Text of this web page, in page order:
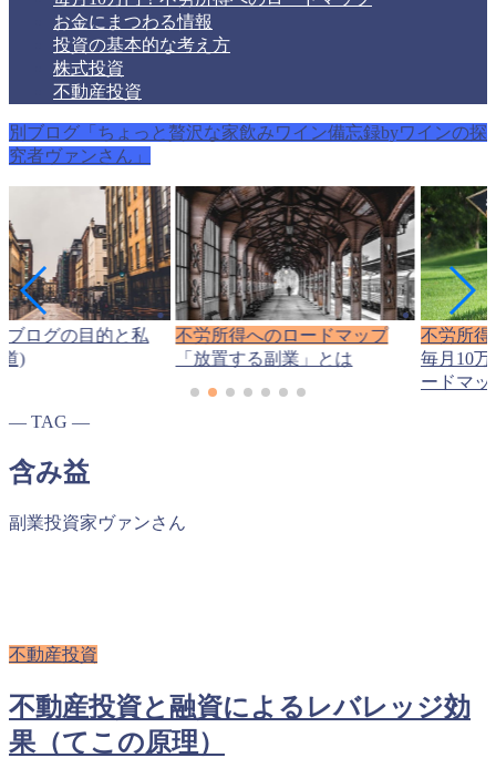
お金にまつわる情報
投資の基本的な考え方
株式投資
不動産投資
別ブログ「ちょっと贅沢な家飲みワイン備忘録byワインの探
究者ヴァンさん」
ブログの目的と私
)
不労所得へのロードマップ
「放置する副業」とは
不労所得
毎月10
ードマッ
― TAG ―
含み益
副業投資家ヴァンさん
不動産投資
不動産投資と融資によるレバレッジ効
果（てこの原理）